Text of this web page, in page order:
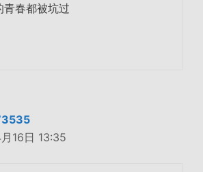
青春都被坑过
16日 13:35